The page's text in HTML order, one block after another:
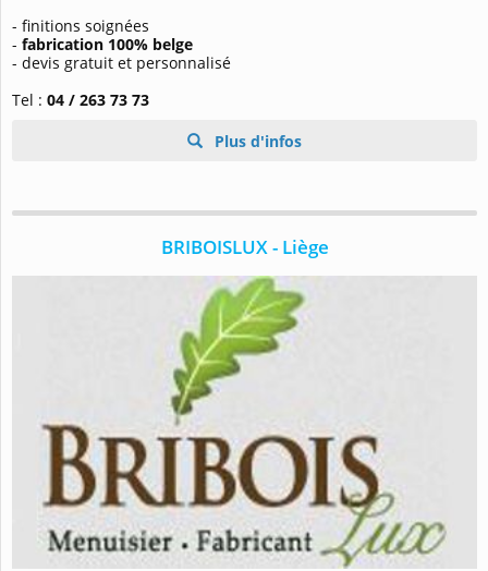
- finitions soignées
- fabrication 100% belge
- devis gratuit et personnalisé
Tel : 04 / 263 73 73
Plus d'infos
BRIBOISLUX - Liège